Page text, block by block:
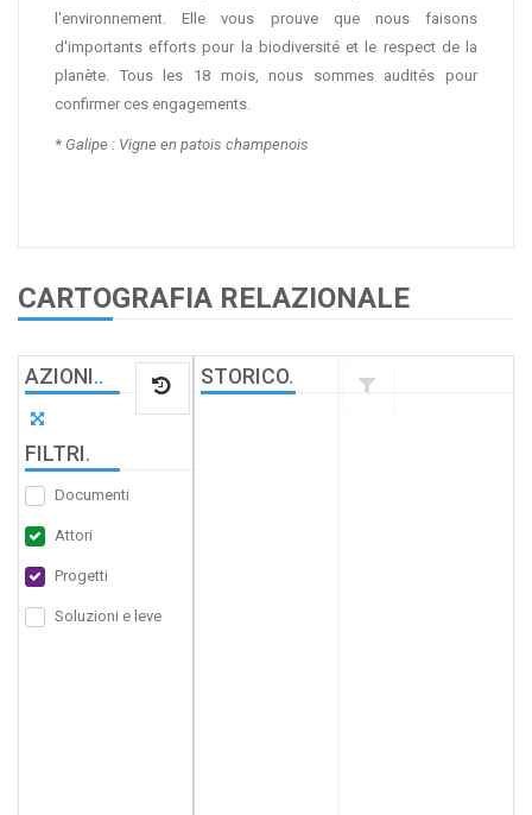
l'environnement. Elle vous prouve que nous faisons
d'importants efforts pour la biodiversité et le respect de la
planète. Tous les 18 mois, nous sommes audités pour
confirmer ces engagements.
* Galipe : Vigne en patois champenois
CARTOGRAFIA RELAZIONALE
AZIONI..
FILTRI.
Documenti
Attori
Progetti
Soluzioni e leve
STORICO.